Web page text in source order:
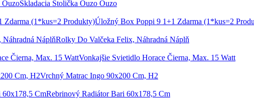
Skladacia Stolička Ouzo Ouzo
Úložný Box Poppi 9 1+1 Zdarma (1*kus=2
Rolky Do Valčeka Felix, Náhradná Náplň
Vonkajšie Svietidlo Horace Čierna, Max. 15 Watt
Vrchný Matrac Ingo 90x200 Cm, H2
Rebrinový Radiátor Bari 60x178,5 Cm